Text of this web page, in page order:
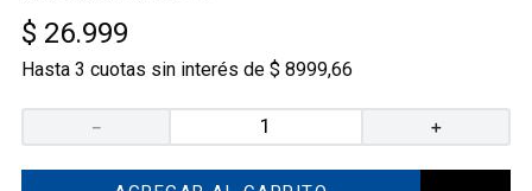
$ 26.999
Hasta 3 cuotas sin interés de $ 8999,66
＋
－